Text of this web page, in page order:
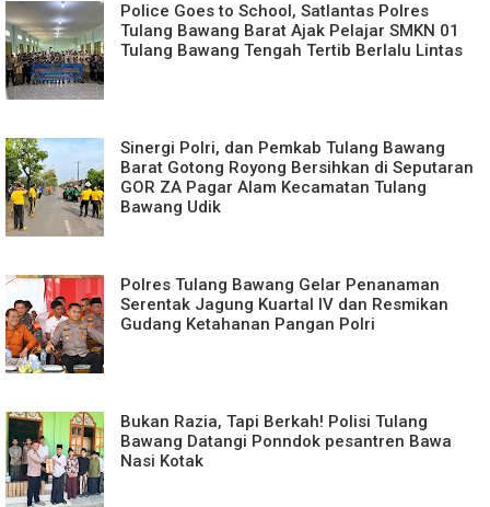
Police Goes to School, Satlantas Polres
Tulang Bawang Barat Ajak Pelajar SMKN 01
Tulang Bawang Tengah Tertib Berlalu Lintas
Sinergi Polri, dan Pemkab Tulang Bawang
Barat Gotong Royong Bersihkan di Seputaran
GOR ZA Pagar Alam Kecamatan Tulang
Bawang Udik
Polres Tulang Bawang Gelar Penanaman
Serentak Jagung Kuartal IV dan Resmikan
Gudang Ketahanan Pangan Polri
Bukan Razia, Tapi Berkah! Polisi Tulang
Bawang Datangi Ponndok pesantren Bawa
Nasi Kotak